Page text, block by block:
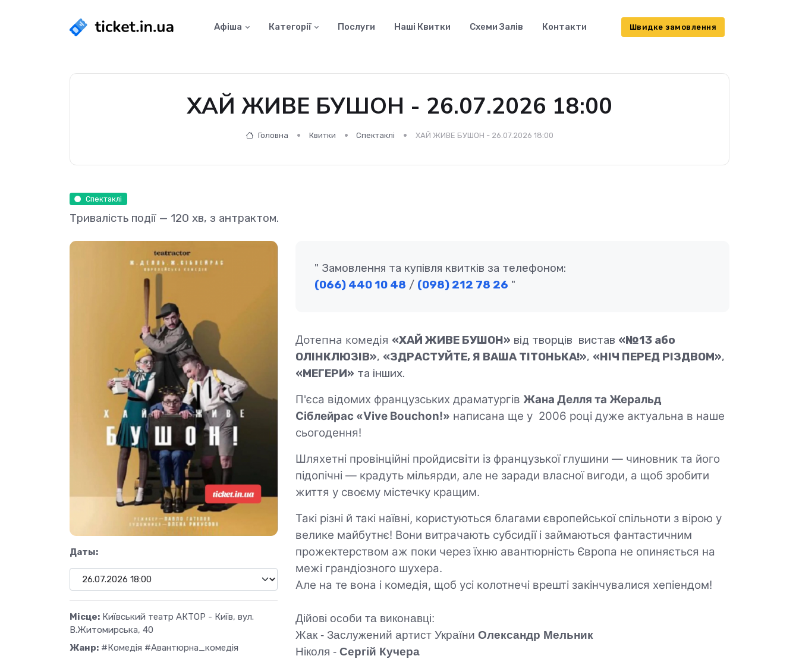
Афіша Категорії Послуги Наші Квитки Схеми Залів Контакти Швидке замовлення
ХАЙ ЖИВЕ БУШОН - 26.07.2026 18:00
Головна Квитки Спектаклі ХАЙ ЖИВЕ БУШОН - 26.07.2026 18:00
Спектаклі
Тривалість події — 120 хв, з антрактом.
Даты:
Місце: Київський театр АКТОР - Київ, вул.
В.Житомирська, 40
Жанр: #Комедія #Авантюрна_комедія
Замовлення та купівля квитків за телефоном:
(066) 440 10 48 / (098) 212 78 26
Дотепна комедія «ХАЙ ЖИВЕ БУШОН» від творців вистав «№13 або
ОЛІНКЛЮЗІВ», «ЗДРАСТУЙТЕ, Я ВАША ТІТОНЬКА!», «НІЧ ПЕРЕД РІЗДВОМ»,
«МЕГЕРИ» та інших.
П'єса відомих французських драматургів Жана Делля та Жеральд
Сіблейрас «Vive Bouchon!» написана ще у 2006 році дуже актуальна в наше
сьогодення!
Шляхетні провінційні пройдисвіти із французької глушини — чиновник та його
підопічні — крадуть мільярди, але не заради власної вигоди, а щоб зробити
життя у своєму містечку кращим.
Такі різні й такі наївні, користуються благами європейської спільноти з вірою у
велике майбутнє! Вони витрачають субсидії і займаються фантастичним
прожектерством аж поки через їхню авантюрність Європа не опиняється на
межі грандіозного шухера.
Але на те вона і комедія, щоб усі колотнечі врешті закінчувалися хепіендом!
Дійові особи та виконавці:
Жак - Заслужений артист України Олександр Мельник
Ніколя - Сергій Кучера